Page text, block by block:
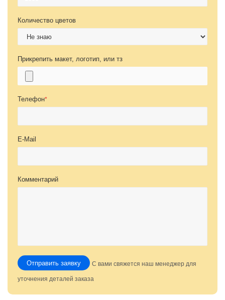
Количество цветов
Прикрепить макет, логотип, или тз
Телефон*
E-Mail
Комментарий
Отправить заявку С вами свяжется наш менеджер для
уточнения деталей заказа